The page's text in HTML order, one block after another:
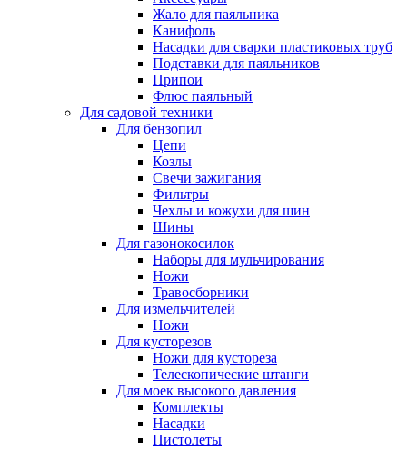
Жало для паяльника
Канифоль
Насадки для сварки пластиковых труб
Подставки для паяльников
Припои
Флюс паяльный
Для садовой техники
Для бензопил
Цепи
Козлы
Свечи зажигания
Фильтры
Чехлы и кожухи для шин
Шины
Для газонокосилок
Наборы для мульчирования
Ножи
Травосборники
Для измельчителей
Ножи
Для кусторезов
Ножи для кустореза
Телескопические штанги
Для моек высокого давления
Комплекты
Насадки
Пистолеты